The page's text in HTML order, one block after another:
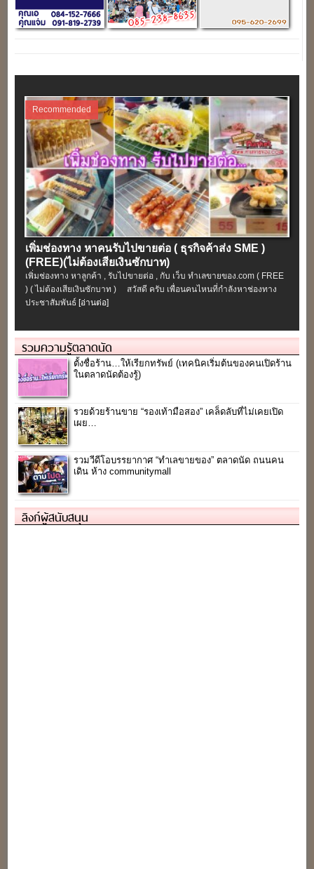
Recommended
เพิ่มช่องทาง หาคนรับไปขายต่อ ( ธุรกิจค้าส่ง SME )
(FREE)(ไม่ต้องเสียเงินซักบาท)
เพิ่มช่องทาง หาลูกค้า , รับไปขายต่อ , กับ เว็บ ทำเลขายของ.com ( FREE
) ( ไม่ต้องเสียเงินซักบาท ) สวัสดี ครับ เพื่อนคนไหนที่กำลังหาช่องทาง
ประชาสัมพันธ์ [อ่านต่อ]
รวมความรู้ตลาดนัด
ตั้งชื่อร้าน…ให้เรียกทรัพย์ (เทคนิคเริ่มต้นของคนเปิดร้าน
ในตลาดนัดต้องรู้)
รวยด้วยร้านขาย “รองเท้ามือสอง” เคล็ดลับที่ไม่เคยเปิด
เผย…
รวมวีดีโอบรรยากาศ “ทำเลขายของ” ตลาดนัด ถนนคน
เดิน ห้าง communitymall
ลิงก์ผู้สนับสนุน